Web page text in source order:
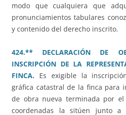
modo que cualquiera que
pronunciamientos tabulares
y contenido del derecho inscrito.
424.** DECLARACIÓN DE
INSCRIPCIÓN DE LA
FINCA. Es exigible la
gráfica catastral de la finca para
de obra nueva terminada por
coordenadas la sitúen junto